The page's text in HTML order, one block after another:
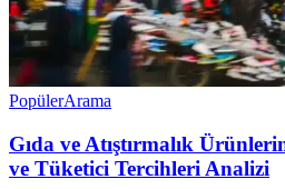
PopülerArama
Gıda ve Atıştırmalık
ve Tüketici Tercihleri Analizi